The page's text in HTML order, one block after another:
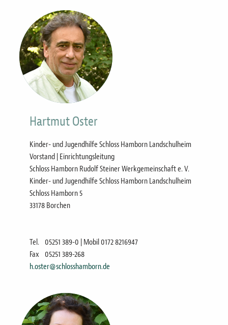
Hartmut Oster
Kinder- und Jugendhilfe Schloss Hamborn Landschulheim
Vorstand | Einrichtungsleitung
Schloss Hamborn Rudolf Steiner Werkgemeinschaft e. V.
Kinder- und Jugendhilfe Schloss Hamborn Landschulheim
Schloss Hamborn 5
33178 Borchen
Tel.
05251 389-0 | Mobil 0172 8216947
Fax
05251 389-268
h.oster@schlosshamborn.de